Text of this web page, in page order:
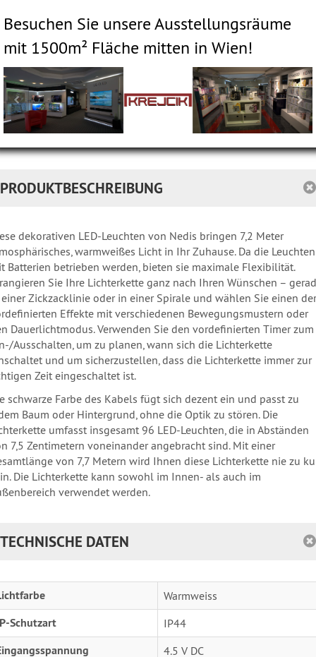
Besuchen Sie unsere Ausstellungsräume
mit 1500m² Fläche mitten in Wien!
PRODUKTBESCHREIBUNG
dekorativen LED-Leuchten von Nedis bringen 7,2 Meter
warmweißes Licht in Ihr Zuhause. Da die Leuchten
Batterien betrieben werden, bieten sie maximale Flexibilität.
Sie Ihre Lichterkette ganz nach Ihren Wünschen –
Zickzacklinie oder in einer Spirale und wählen Sie einen
Effekte mit verschiedenen Bewegungsmustern oder
Dauerlichtmodus. Verwenden Sie den vordefinierten Timer zum
Ausschalten, um zu planen, wann sich die Lichterkette
und um sicherzustellen, dass die Lichterkette immer zur
Zeit eingeschaltet ist.
schwarze Farbe des Kabels fügt sich dezent ein und passt zu
Baum oder Hintergrund, ohne die Optik zu stören. Die
umfasst insgesamt 96 LED-Leuchten, die in Abständen
7,5 Zentimetern voneinander angebracht sind. Mit einer
von 7,7 Metern wird Ihnen diese Lichterkette nie zu
Die Lichterkette kann sowohl im Innen- als auch im
verwendet werden.
TECHNISCHE DATEN
Warmweiss
Schutzart IP44
4.5 V DC